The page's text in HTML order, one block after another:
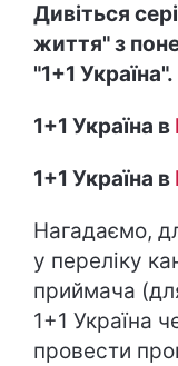
Дивіться
життя" з
"1+1 Україна".
1+1 Україна в
1+1 Україна в
Нагадаємо,
у переліку
приймача
1+1 Україна
провести